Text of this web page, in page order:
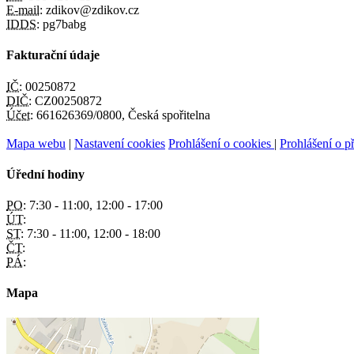
E-mail: zdikov@zdikov.cz
IDDS: pg7babg
Fakturační údaje
IČ: 00250872
DIČ: CZ00250872
Účet: 661626369/0800, Česká spořitelna
Mapa webu | Nastavení cookies Prohlášení o cookies | Prohlášení o
Úřední hodiny
PO: 7:30 - 11:00, 12:00 - 17:00
ÚT:
ST: 7:30 - 11:00, 12:00 - 18:00
ČT:
PÁ:
Mapa